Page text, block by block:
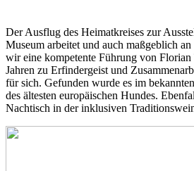
Der Ausflug des Heimatkreises zur
Museum arbeitet und auch maßgeblich
wir eine kompetente Führung von
Jahren zu Erfindergeist und
für sich. Gefunden wurde es im
des ältesten europäischen Hundes.
Nachtisch in der inklusiven